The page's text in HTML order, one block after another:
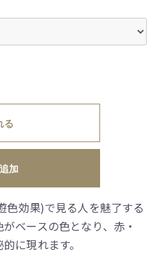
る
加
効果)で見る人を魅了する
ベースの色となり、赤・
に現れます。